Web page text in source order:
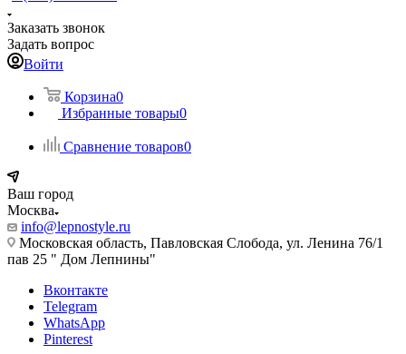
Заказать звонок
Задать вопрос
Войти
Корзина0
Избранные товары0
Сравнение товаров0
Ваш город
Москва
info@lepnostyle.ru
Московская область, Павловская Слобода, ул. Ленина 76/1
пав 25 " Дом Лепнины"
Вконтакте
Telegram
WhatsApp
Pinterest